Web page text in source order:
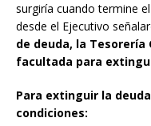
surgiría cuando termine
desde el Ejecutivo
de deuda, la Tesorería
facultada para
Para extinguir la
condiciones: